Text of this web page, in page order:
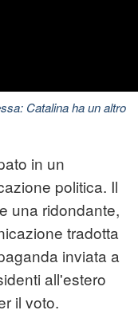
Catalina ha un altro
in un
politica. Il
una ridondante,
tradotta
inviata a
all'estero
il voto.